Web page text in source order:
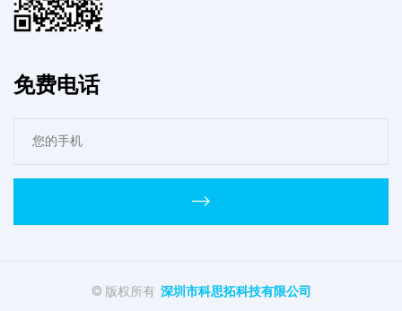
免费电话
© 版权所有 深圳市科思拓科技有限公司